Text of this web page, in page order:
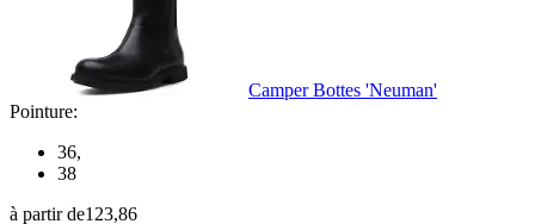
Camper Bottes 'Neuman'
Pointure:
36,
38
à partir de123,86